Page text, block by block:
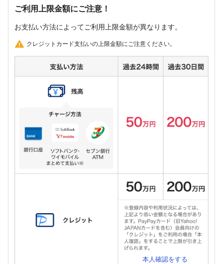
ご利用上限金額にご注意！
お支払い方法によってご利用上限金額が異なります。
クレジットカード支払いの上限金額にご注意ください。
本人確認をする